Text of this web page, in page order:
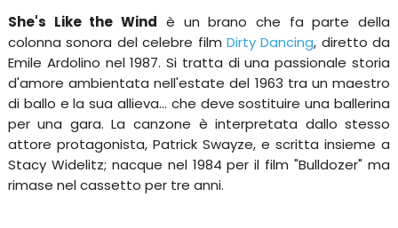
She's Like the Wind è un brano che fa parte della
colonna sonora del celebre film Dirty Dancing, diretto da
Emile Ardolino nel 1987. Si tratta di una passionale storia
d'amore ambientata nell'estate del 1963 tra un maestro
di ballo e la sua allieva... che deve sostituire una ballerina
per una gara. La canzone è interpretata dallo stesso
attore protagonista, Patrick Swayze, e scritta insieme a
Stacy Widelitz; nacque nel 1984 per il film "Bulldozer" ma
rimase nel cassetto per tre anni.